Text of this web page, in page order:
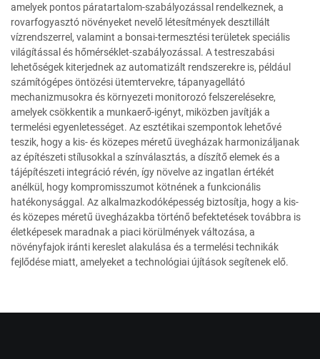
amelyek pontos páratartalom-szabályozással rendelkeznek, a
rovarfogyasztó növényeket nevelő létesítmények desztillált
vízrendszerrel, valamint a bonsai-termesztési területek speciális
világítással és hőmérséklet-szabályozással. A testreszabási
lehetőségek kiterjednek az automatizált rendszerekre is, például
számítógépes öntözési ütemtervekre, tápanyagellátó
mechanizmusokra és környezeti monitorozó felszerelésekre,
amelyek csökkentik a munkaerő-igényt, miközben javítják a
termelési egyenletességet. Az esztétikai szempontok lehetővé
teszik, hogy a kis- és közepes méretű üvegházak harmonizáljanak
az építészeti stílusokkal a színválasztás, a díszítő elemek és a
tájépítészeti integráció révén, így növelve az ingatlan értékét
anélkül, hogy kompromisszumot kötnének a funkcionális
hatékonysággal. Az alkalmazkodóképesség biztosítja, hogy a kis-
és közepes méretű üvegházakba történő befektetések továbbra is
életképesek maradnak a piaci körülmények változása, a
növényfajok iránti kereslet alakulása és a termelési technikák
fejlődése miatt, amelyeket a technológiai újítások segítenek elő.